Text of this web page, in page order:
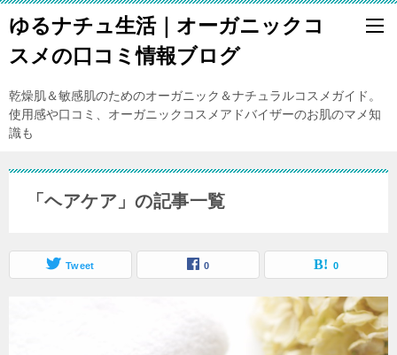
ゆるナチュ生活｜オーガニックコ
スメの口コミ情報ブログ
乾燥肌＆敏感肌のためのオーガニック＆ナチュラルコスメガイド。
使用感や口コミ、オーガニックコスメアドバイザーのお肌のマメ知
識も
「ヘアケア」の記事一覧
Tweet 0 0